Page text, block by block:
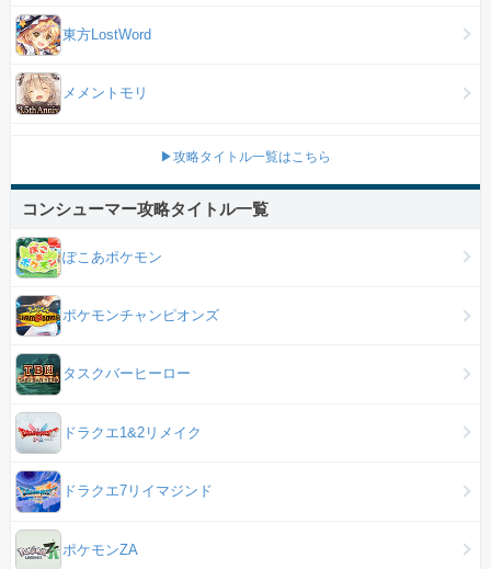
東方LostWord
メメントモリ
▶攻略タイトル一覧はこちら
コンシューマー攻略タイトル一覧
ぽこあポケモン
ポケモンチャンピオンズ
タスクバーヒーロー
ドラクエ1&2リメイク
ドラクエ7リイマジンド
ポケモンZA